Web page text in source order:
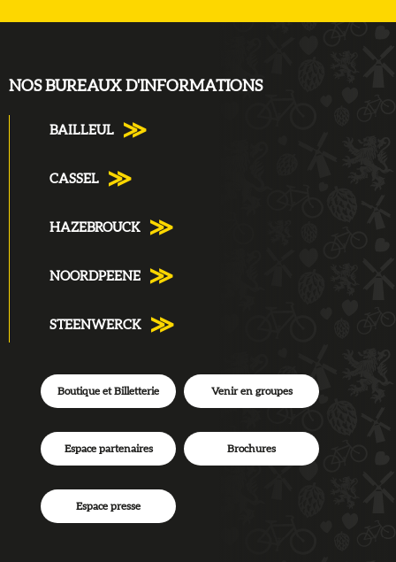
NOS BUREAUX D'INFORMATIONS
BAILLEUL
CASSEL
HAZEBROUCK
NOORDPEENE
STEENWERCK
Boutique et Billetterie Venir en groupes
Espace partenaires Brochures
Espace presse